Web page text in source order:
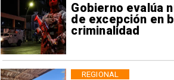
Gobierno evalúa
de excepción en
criminalidad
REGIONAL